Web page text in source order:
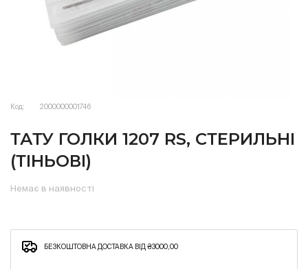
Код: 2000000001746
ТАТУ ГОЛКИ 1207 RS, СТЕРИЛЬНІ
(ТІНЬОВІ)
Немає в наявності
БЕЗКОШТОВНА ДОСТАВКА ВІД ₴3000,00